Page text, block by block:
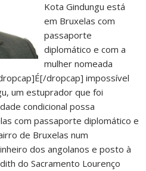
Kota Gindungu está
em Bruxelas com
passaporte
diplomático e com a
mulher nomeada
dropcap] impossível
um estuprador que foi
condicional possa
com passaporte diplomático e
de Bruxelas num
dos angolanos e posto à
do Sacramento Lourenço